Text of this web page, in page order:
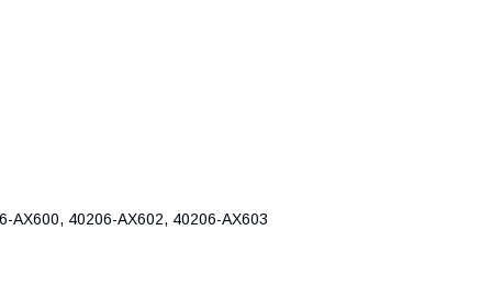
AX600, 40206-AX602, 40206-AX603